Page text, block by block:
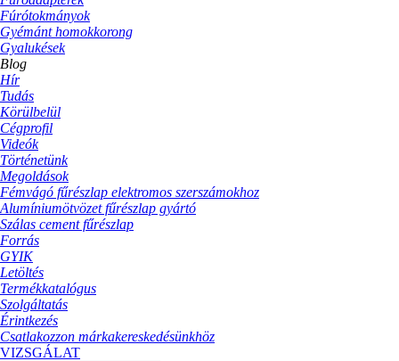
Fúrótokmányok
Gyémánt homokkorong
Gyalukések
Blog
Hír
Tudás
Körülbelül
Cégprofil
Videók
Történetünk
Megoldások
Fémvágó fűrészlap elektromos szerszámokhoz
Alumíniumötvözet fűrészlap gyártó
Szálas cement fűrészlap
Forrás
GYIK
Letöltés
Termékkatalógus
Szolgáltatás
Érintkezés
Csatlakozzon márkakereskedésünkhöz
VIZSGÁLAT